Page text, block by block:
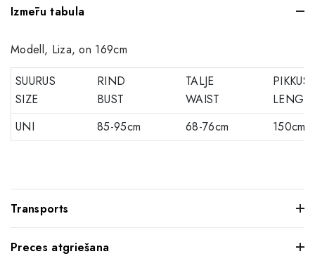
Izmēru tabula
Modell, Liza, on 169cm
SUURUS
SIZE
RIND
BUST
TALJE
WAIST
PIKKUS
UNI
85-95cm 68-76cm 150cm
Transports
Preces atgriešana